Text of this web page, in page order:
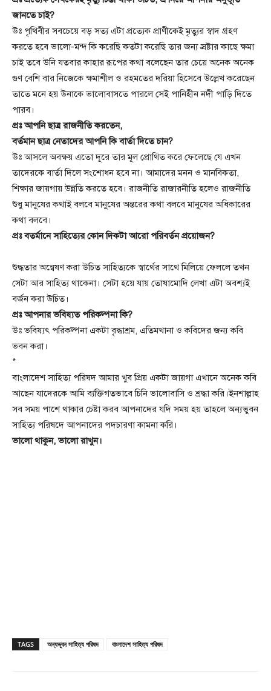
জানতে চাই?
উঃ পৃথিবীর সবচেয়ে বড় সত্য এটা প্রত্যেক প্রাণীকেই মৃত্যুর স্বাদ গ্রহণ
করতে হবে ভালো-মন্দ কি করেছি কতটা করেছি তার জন্য স্রষ্টার কাছে ক্ষমা
চাই তবে উনি যতবার কাহার রূপের কথা বলেছেন তার চেয়ে অনেক অনেক
গুণ বেশি বার নিজেকে ক্ষমাশীল ও রহমতের দরিয়া হিসেবে উল্লেখ করেছেন
তাতে মনে হয় উনাকে ভালোবাসতে পারলে সেই পানিহীন নদী পাড়ি দিতে
পারব।
প্রঃ আপনি ছাত্র রাজনীতি করতেন,
বর্তমান ছাত্র নেতাদের আপনি কি বার্তা দিতে চান?
উঃ আসলে অবক্ষয় এতো দূরে তার মূল প্রোথিত করে ফেলেছে যে এখন
তাদেরকে বার্তা দিলে সংশোধন হবে না। আমাদের মনন ও মানবিকতা,
শিক্ষার জায়গায় উন্নতি করতে হবে। রাজনীতি রাজারনীতি হলেও রাজনীতি
শুধু মানুষের কথাই বলবে মানুষের অন্তরের কথা বলবে মানুষের অধিকারের
কথা বলবে।
প্রঃ বতর্মানে সাহিত্যের কোন দিকটা আরো পরিবর্তন প্রয়োজন?
শুদ্ধতার অন্বেষণ করা উচিত সাহিত্যকে স্বার্থের সাথে মিলিয়ে ফেললে তখন
সেটা আর সাহিত্য থাকেনা। সেটা হয়ে যায় তোষামোদি লেখা এটা অবশ্যই
বর্জন করা উচিত।
প্রঃ আপনার ভবিষ্যত পরিকল্পনা কি?
উঃ ভবিষ্যৎ পরিকল্পনা একটা বৃদ্ধাশ্রম, এতিমখানা ও কবিদের জন্য কবি
ভবন করা।
*
বাংলাদেশ সাহিত্য পরিষদ আমার খুব প্রিয় একটা জায়গা এখানে অনেক কবি
আছেন যাদেরকে আমি ব্যক্তিগতভাবে চিনি ভালোবাসি ও শ্রদ্ধা করি।ইনশাল্লাহ
সব সময় পাশে থাকার চেষ্টা করব আপনাদের যদি সময় হয় তাহলে অন্যভুবন
সাহিত্য পরিষদে আপনাদের পদচারণা কামনা করি।
ভালো থাকুন, ভালো রাখুন।
TAGS অন্যভূবন সাহিত্য পরিষদ বাংলাদেশ সাহিত্য পরিষদ